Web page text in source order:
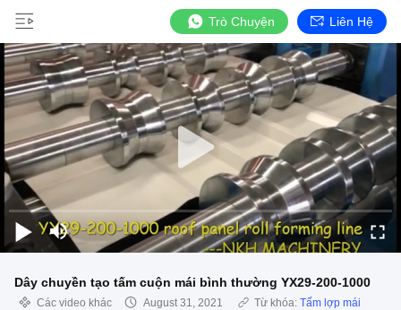
Trò Chuyện Liên Hệ
Dây chuyền tạo tấm cuộn mái bình thường YX29-200-1000
Các video khác August 31, 2021 Từ khóa: Tấm lợp mái